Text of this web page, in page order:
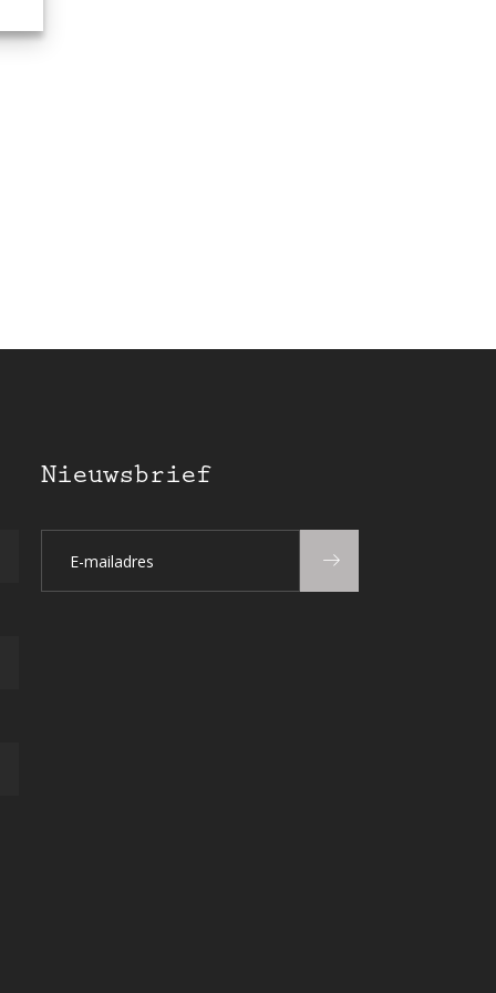
Nieuwsbrief